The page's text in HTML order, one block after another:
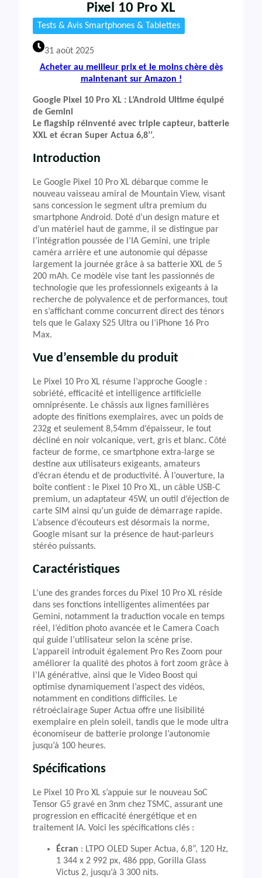
Pixel 10 Pro XL
Tests & Avis Smartphones & Tablettes
31 août 2025
Acheter au meilleur prix et le moins chère dès
maintenant sur Amazon !
Google Pixel 10 Pro XL : L’Android Ultime équipé
de Gemini
Le flagship réinventé avec triple capteur, batterie
XXL et écran Super Actua 6,8’’.
Introduction
Le Google Pixel 10 Pro XL débarque comme le
nouveau vaisseau amiral de Mountain View, visant
sans concession le segment ultra premium du
smartphone Android. Doté d’un design mature et
d’un matériel haut de gamme, il se distingue par
l’intégration poussée de l’IA Gemini, une triple
caméra arrière et une autonomie qui dépasse
largement la journée grâce à sa batterie XXL de 5
200 mAh. Ce modèle vise tant les passionnés de
technologie que les professionnels exigeants à la
recherche de polyvalence et de performances, tout
en s’affichant comme concurrent direct des ténors
tels que le Galaxy S25 Ultra ou l’iPhone 16 Pro
Max.
Vue d’ensemble du produit
Le Pixel 10 Pro XL résume l’approche Google :
sobriété, efficacité et intelligence artificielle
omniprésente. Le châssis aux lignes familières
adopte des finitions exemplaires, avec un poids de
232g et seulement 8,54mm d’épaisseur, le tout
décliné en noir volcanique, vert, gris et blanc. Côté
facteur de forme, ce smartphone extra-large se
destine aux utilisateurs exigeants, amateurs
d’écran étendu et de productivité. À l’ouverture, la
boîte contient : le Pixel 10 Pro XL, un câble USB-C
premium, un adaptateur 45W, un outil d’éjection de
carte SIM ainsi qu’un guide de démarrage rapide.
L’absence d’écouteurs est désormais la norme,
Google misant sur la présence de haut-parleurs
stéréo puissants.
Caractéristiques
L’une des grandes forces du Pixel 10 Pro XL réside
dans ses fonctions intelligentes alimentées par
Gemini, notamment la traduction vocale en temps
réel, l’édition photo avancée et le Camera Coach
qui guide l’utilisateur selon la scène prise.
L’appareil introduit également Pro Res Zoom pour
améliorer la qualité des photos à fort zoom grâce à
l’IA générative, ainsi que le Video Boost qui
optimise dynamiquement l’aspect des vidéos,
notamment en conditions difficiles. Le
rétroéclairage Super Actua offre une lisibilité
exemplaire en plein soleil, tandis que le mode ultra
économiseur de batterie prolonge l’autonomie
jusqu’à 100 heures.
Spécifications
Le Pixel 10 Pro XL s’appuie sur le nouveau SoC
Tensor G5 gravé en 3nm chez TSMC, assurant une
progression en efficacité énergétique et en
traitement IA. Voici les spécifications clés :
Écran : LTPO OLED Super Actua, 6,8”, 120 Hz,
1 344 x 2 992 px, 486 ppp, Gorilla Glass
Victus 2, jusqu’à 3 300 nits.